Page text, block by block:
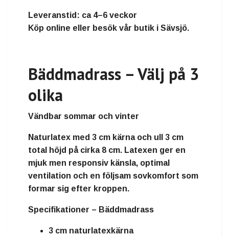
Leveranstid: ca 4–6 veckor
Köp online eller besök vår butik i Sävsjö.
Bäddmadrass – Välj på 3
olika
Vändbar sommar och vinter
Naturlatex med 3 cm kärna och ull 3 cm
total höjd på cirka 8 cm. Latexen ger en
mjuk men responsiv känsla, optimal
ventilation och en följsam sovkomfort som
formar sig efter kroppen.
Specifikationer – Bäddmadrass
3 cm naturlatexkärna